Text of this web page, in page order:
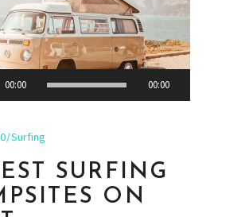
00:00 00:00
Surfing
SURFING
ON